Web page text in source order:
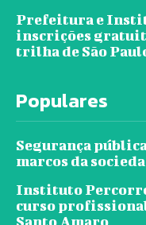
Prefeitura e
inscrições
trilha de São
Populares
Segurança
marcos da
Instituto
curso
Santo Amaro